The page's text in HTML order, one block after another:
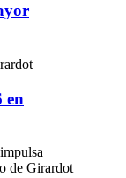
en